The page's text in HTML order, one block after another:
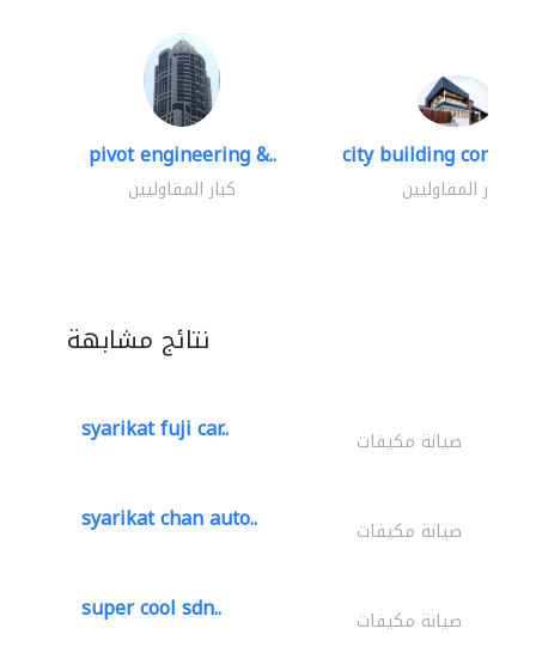
pivot engineering &..
كبار المقاوليين
city building
كبار المقاوليين
نتائج مشابهة
syarikat fuji car.. صيانة مكيفات
syarikat chan auto.. صيانة مكيفات
super cool sdn.. صيانة مكيفات